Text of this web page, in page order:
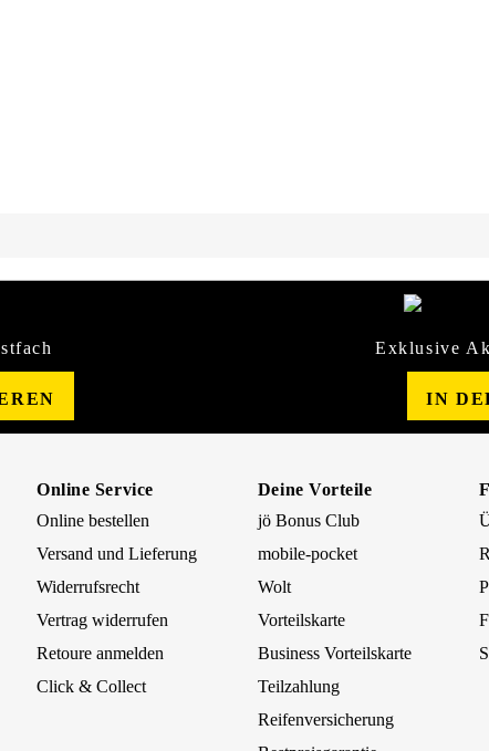
Exklusive
IN
Online Service
Online bestellen
Versand und Lieferung
Widerrufsrecht
Vertrag widerrufen
Retoure anmelden
Click & Collect
Deine Vorteile
jö Bonus Club
mobile-pocket
Wolt
Vorteilskarte
Business Vorteilskarte
Teilzahlung
Reifenversicherung